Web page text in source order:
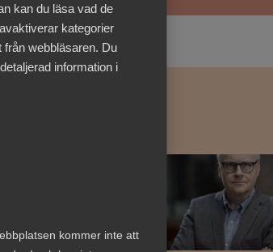
kan du läsa vad de
kategorier
webbläsaren. Du
information i
kommer inte att
In English
Cookie-inställningar